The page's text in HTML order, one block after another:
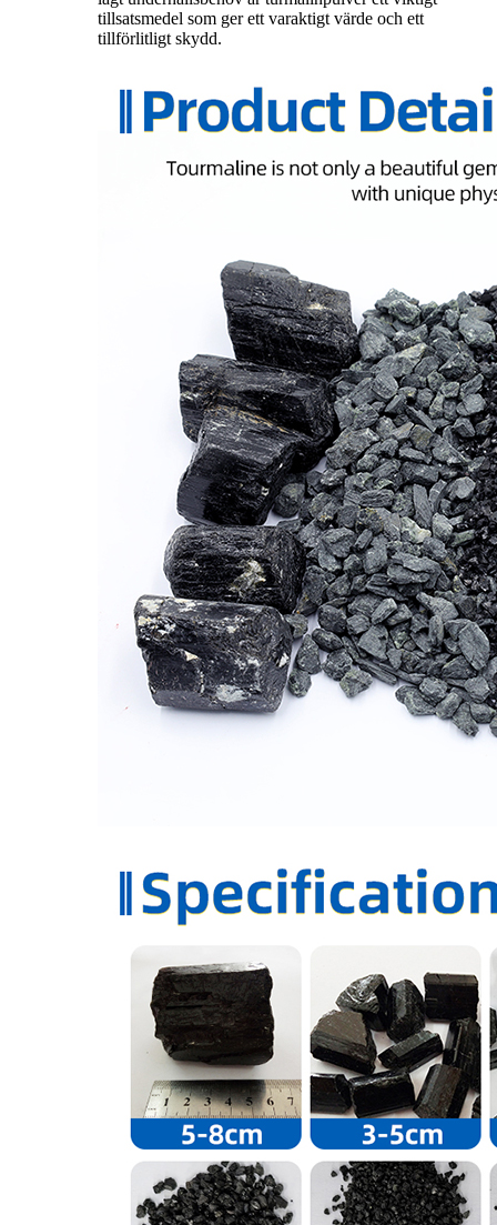
tillsatsmedel som ger ett varaktigt värde och ett
tillförlitligt skydd.